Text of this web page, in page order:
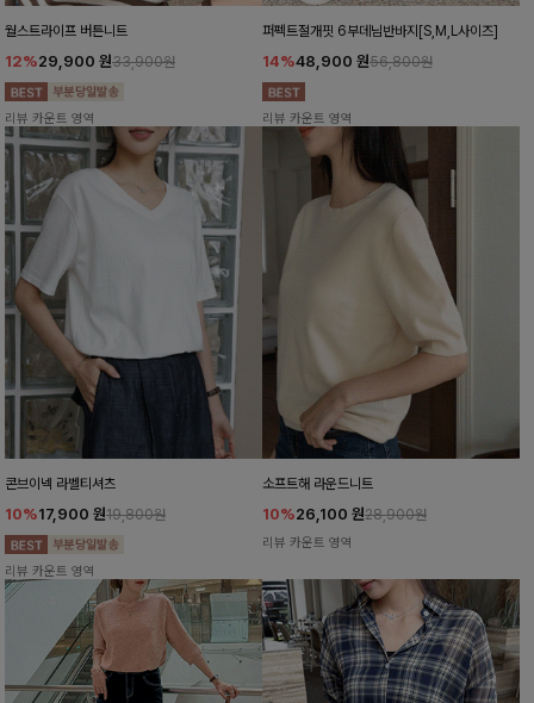
월스트라이프 버튼니트
12%29,900 원33,900원
리뷰 카운트 영역
퍼펙트절개핏 6부데님반바지[S,M,L사이즈]
14%48,900 원56,800원
리뷰 카운트 영역
콘브이넥 라벨티셔츠
10%17,900 원19,800원
리뷰 카운트 영역
소프트해 라운드니트
10%26,100 원28,900원
리뷰 카운트 영역